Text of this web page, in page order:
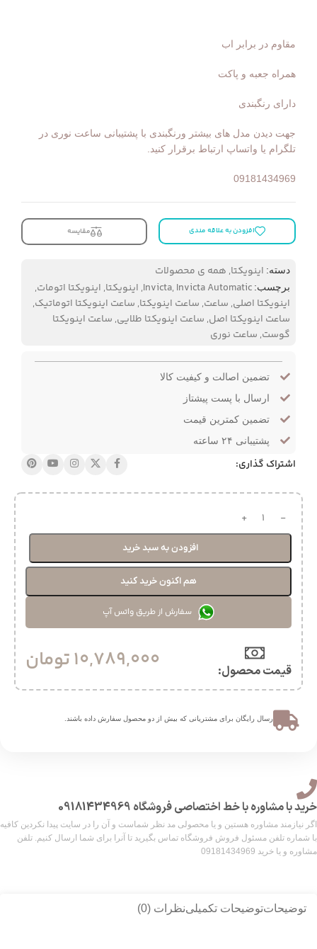
مقاوم در برابر اب
همراه جعبه و پاکت
دارای رنگبندی
جهت دیدن مدل های بیشتر ورنگبندی با پشتیبانی ساعت نوری در
تلگرام یا واتساپ ارتباط برقرار کنید.
09181434969
افزودن به علاقه مندی مقایسه
دسته: اینویکتا, همه ی محصولات
برچسب: Invicta, Invicta Automatic
, اینویکتا, اینویکتا اتومات,
اینویکتا اصلی, ساعت, ساعت اینویکتا, ساعت اینویکتا اتوماتیک,
ساعت اینویکتا اصل, ساعت اینویکتا طلایی, ساعت اینویکتا
گوست, ساعت نوری
تضمین اصالت و کیفیت کالا
ارسال با پست پیشتاز
تضمین کمترین قیمت
پشتیبانی ۲۴ ساعته
اشتراک گذاری:
افزودن به سبد خرید
هم اکنون خرید کنید
سفارش از طریق واتس آپ
قیمت محصول:​ 10,789,000تومان
ارسال رایگان برای مشتریانی که بیش از دو محصول سفارش داده باشند.​
خرید با مشاوره با خط اختصاصی فروشگاه 09181434969
اگر نیازمند مشاوره هستین و یا محصولی مد نظر شماست و آن را در سایت پیدا نکردین کافیه
با شماره تلفن مسئول فروش فروشگاه تماس بگیرید تا آنرا برای شما ارسال کنیم. تلفن
مشاوره و یا خرید 09181434969
توضیحاتتوضیحات تکمیلینظرات (0)